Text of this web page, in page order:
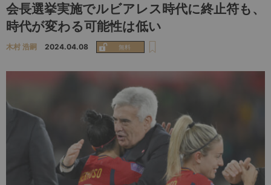
会長選挙実施でルビアレス時代に終止符も、
時代が変わる可能性は低い
木村 浩嗣 2024.04.08